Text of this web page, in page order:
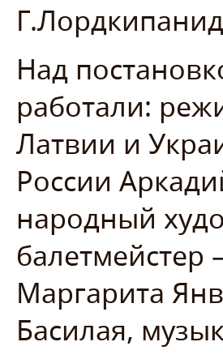
Над
работали:
Латвии и
России
народный
балетмейстер
Маргарита
Басилая,